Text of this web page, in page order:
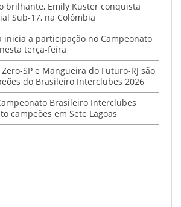
brilhante, Emily Kuster conquista
Sub-17, na Colômbia
inicia a participação no Campeonato
terça-feira
Zero-SP e Mangueira do Futuro-RJ são
do Brasileiro Interclubes 2026
Brasileiro Interclubes
campeões em Sete Lagoas